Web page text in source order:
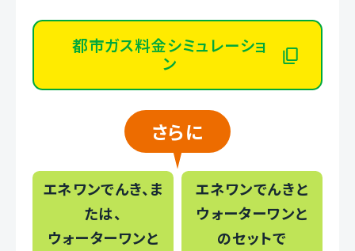
都市ガス料金シミュレーショ
ン
さらに
エネワンでんき、ま
たは、
ウォーターワンと
エネワンでんきと
ウォーターワンと
のセットで